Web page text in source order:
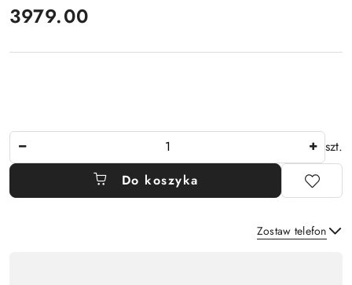
cena:
3979.00
szt.
Do koszyka
Zostaw telefon